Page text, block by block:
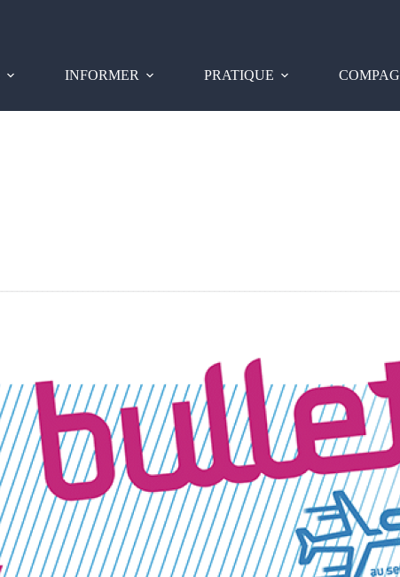
INFORMER PRATIQUE